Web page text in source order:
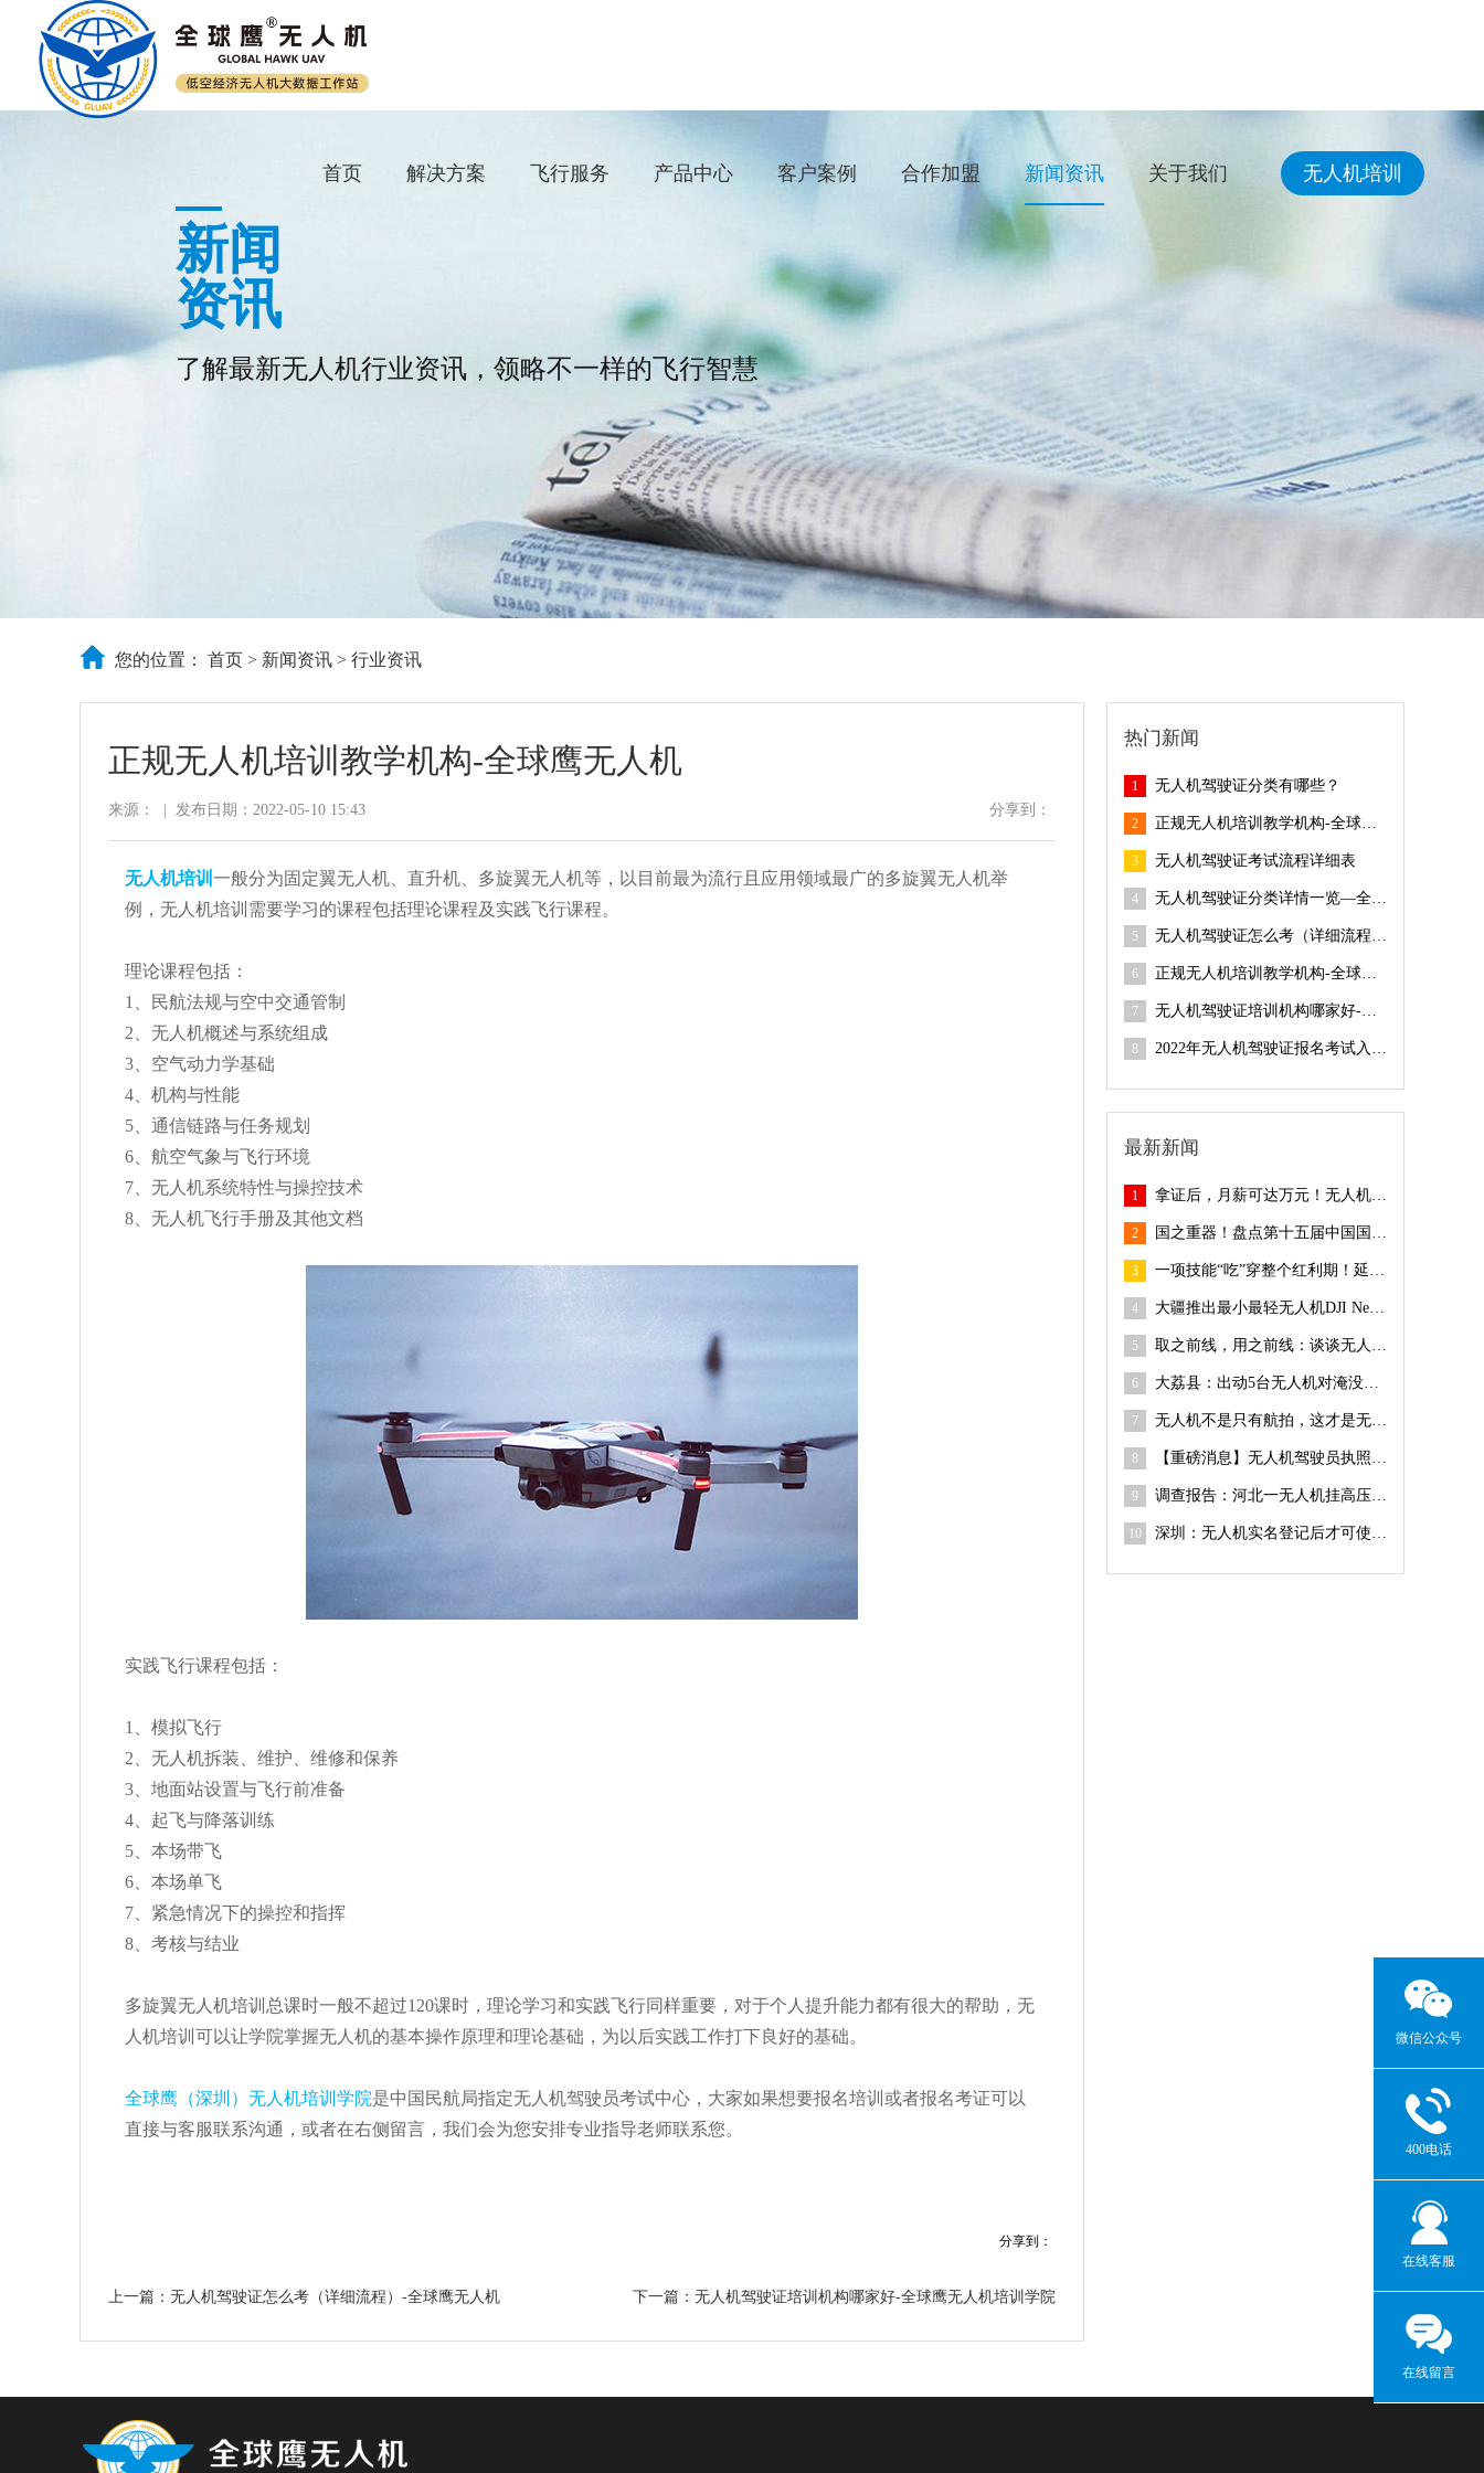
首页 解决方案 飞行服务 产品中心 客户案例 合作加盟 新闻资讯 关于我们 无人机培训
新闻
资讯
了解最新无人机行业资讯，领略不一样的飞行智慧
您的位置： 首页 > 新闻资讯 > 行业资讯
正规无人机培训教学机构-全球鹰无人机
来源： 发布日期：2022-05-10 15:43 分享到：
无人机培训 一般分为固定翼无人机、直升机、多旋翼无人机等，以目前最为流行且应用领域最广的多旋翼无人机举
例，无人机培训需要学习的课程包括理论课程及实践飞行课程。
理论课程包括：
1、民航法规与空中交通管制
2、无人机概述与系统组成
3、空气动力学基础
4、机构与性能
5、通信链路与任务规划
6、航空气象与飞行环境
7、无人机系统特性与操控技术
8、无人机飞行手册及其他文档
实践飞行课程包括：
1、模拟飞行
2、无人机拆装、维护、维修和保养
3、地面站设置与飞行前准备
4、起飞与降落训练
5、本场带飞
6、本场单飞
7、紧急情况下的操控和指挥
8、考核与结业
多旋翼无人机培训总课时一般不超过120课时，理论学习和实践飞行同样重要，对于个人提升能力都有很大的帮助，无
人机培训可以让学院掌握无人机的基本操作原理和理论基础，为以后实践工作打下良好的基础。
全球鹰（深圳）无人机培训学院是中国民航局指定无人机驾驶员考试中心，大家如果想要报名培训或者报名考证可以
直接与客服联系沟通，或者在右侧留言，我们会为您安排专业指导老师联系您。
分享到：
上一篇：无人机驾驶证怎么考（详细流程）-全球鹰无人机 下一篇：无人机驾驶证培训机构哪家好-全球鹰无人机培训学院
热门新闻
1 无人机驾驶证分类有哪些？
2 正规无人机培训教学机构-全球鹰无人机培训基地
3 无人机驾驶证考试流程详细表
4 无人机驾驶证分类详情一览—全球鹰无人机
5 无人机驾驶证怎么考（详细流程）-全球鹰无人机
6 正规无人机培训教学机构-全球鹰无人机
7 无人机驾驶证培训机构哪家好-全球鹰无人机培训学院
8 2022年无人机驾驶证报名考试入口-全球鹰无人机
最新新闻
1 拿证后，月薪可达万元！无人机执照如何考取？
2 国之重器！盘点第十五届中国国际航空航天博览会的参展无人机
3 一项技能“吃”穿整个红利期！延迟退休也不怕
4 大疆推出最小最轻无人机DJI Neo，飞它需要持证吗？
5 取之前线，用之前线：谈谈无人机在消防救援中的应用
6 大荔县：出动5台无人机对淹没滩区进行退水后实施小麦抗湿抗渍
7 无人机不是只有航拍，这才是无人机的正确“打开方式”
8 【重磅消息】无人机驾驶员执照考试：10月31日正式恢复​UBox个人飞行时间记录查验
9 调查报告：河北一无人机挂高压线，违章作业致1人触电死亡
10 深圳：无人机实名登记后才可使用 违反相关规定罚款可达30万元
微信公众号
400电话
在线客服
在线留言